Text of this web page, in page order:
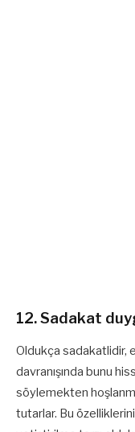
12. Sadakat
Oldukça sadakatlidir,
davranışında bunu
söylemekten
tutarlar. Bu